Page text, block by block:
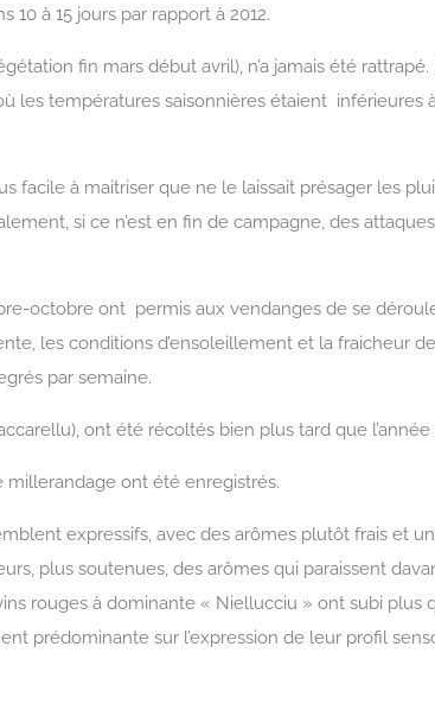
à 15 jours par rapport à 2012.
fin mars début avril), n’a jamais été rattrapé.
les températures saisonnières étaient inférieures
facile à maitriser que ne le laissait présager les
si ce n’est en fin de campagne, des
octobre ont permis aux vendanges de se
les conditions d’ensoleillement et la fraicheur
par semaine.
ont été récoltés bien plus tard que l’année
millerandage ont été enregistrés.
expressifs, avec des arômes plutôt frais et
plus soutenues, des arômes qui paraissent
rouges à dominante « Niellucciu » ont subi plus
prédominante sur l’expression de leur profil